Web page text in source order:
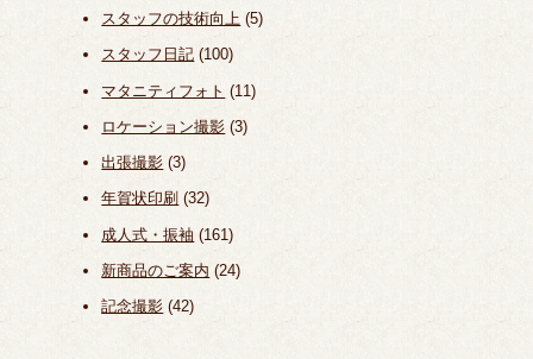
スタッフの技術向上 (5)
スタッフ日記 (100)
マタニティフォト (11)
ロケーション撮影 (3)
出張撮影 (3)
年賀状印刷 (32)
成人式・振袖 (161)
新商品のご案内 (24)
記念撮影 (42)